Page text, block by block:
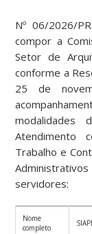
Nº 06/2026/
compor a
Setor de
conforme a
25 de
modalidades
Atendimento
Trabalho e
servidores:
Nome
completo